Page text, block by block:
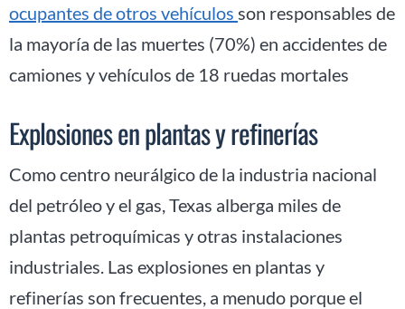
ocupantes de otros vehículos son responsables de
la mayoría de las muertes (70%) en accidentes de
camiones y vehículos de 18 ruedas mortales
Explosiones en plantas y refinerías
Como centro neurálgico de la industria nacional
del petróleo y el gas, Texas alberga miles de
plantas petroquímicas y otras instalaciones
industriales. Las explosiones en plantas y
refinerías son frecuentes, a menudo porque el